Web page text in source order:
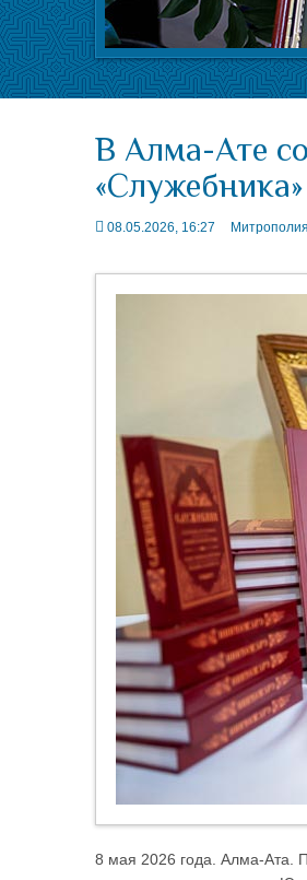
В Алма-Ате
08.05.2026, 16:27 Митрополия
8 мая 2026 года. Алма-Ата.